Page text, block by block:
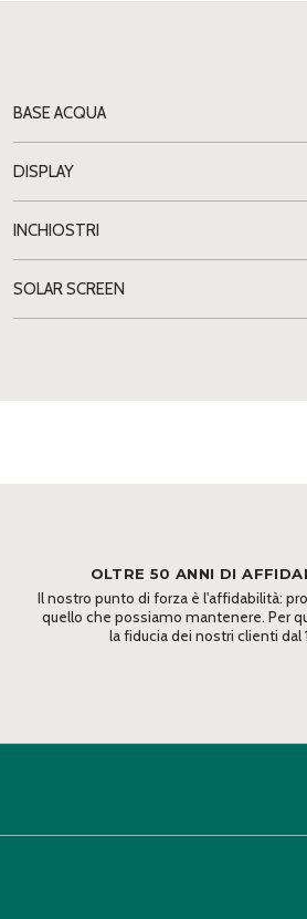
BASE ACQUA
DISPLAY
INCHIOSTRI
SOLAR SCREEN
OLTRE 50 ANNI DI
Il nostro punto di forza è l'affidabilità:
quello che possiamo mantenere. Per
la fiducia dei nostri clienti dal